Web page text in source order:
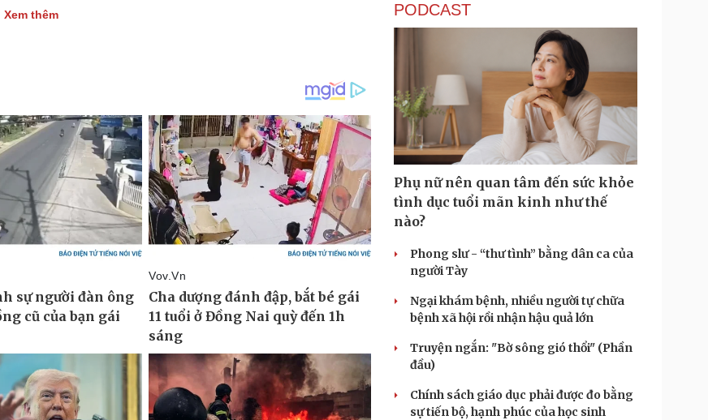
Xem thêm PODCAST
Phụ nữ nên quan tâm đến sức khỏe
tình dục tuổi mãn kinh như thế
nào?
Phong slư - “thư tình” bằng dân ca của
người Tày
Ngại khám bệnh, nhiều người tự chữa
bệnh xã hội rồi nhận hậu quả lớn
Truyện ngắn: "Bờ sông gió thổi" (Phần
đầu)
Chính sách giáo dục phải được đo bằng
sự tiến bộ, hạnh phúc của học sinh